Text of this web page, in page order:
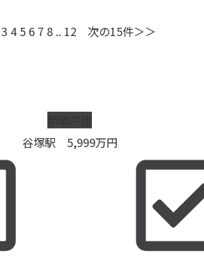
3 4 5 6 7 8 .. 12
次の15件＞＞
谷塚駅
5,999万円